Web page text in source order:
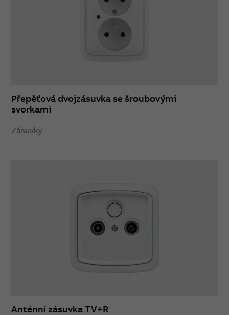
Přepěťová dvojzásuvka se šroubovými
svorkami
Zásuvky
Anténní zásuvka TV+R